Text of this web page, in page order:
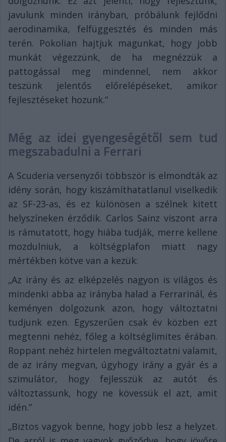
javulunk minden irányban, próbálunk fejlődni
aerodinamika, felfüggesztés és minden más
terén. Pokolian hajtjuk magunkat, hogy jobb
munkát végezzünk, de ha megnézzük a
pattogással meg mindennel, nem akkor
teszünk jelentős előrelépéseket, amikor
fejlesztéseket hozunk.”
Még az idei gyengeségétől sem tud
megszabadulni a Ferrari
A Scuderia versenyzői többször is elmondták az
idény során, hogy kiszámíthatatlanul viselkedik
az SF-23-as, és ez különösen a szélnek kitett
helyszíneken érződik. Carlos Sainz viszont arra
is rámutatott, hogy hiába tudják, merre kellene
mozdulniuk, a költségplafon miatt nagy
mértékben kötve van a kezük:
„Az irány és az elképzelés nagyon is világos és
mindenki abba az irányba halad a Ferrarinál, és
keményen dolgozunk azon, hogy változtatni
tudjunk ezen. Egyszerűen csak év közben ezt
megtenni nehéz, főleg a költséglimites érában.
Roppant nehéz hirtelen megváltoztatni valamit,
de az irány megvan, úgyhogy irány a gyár és a
szimulátor, hogy fejlesszük az autót és
változtassunk, hogy ne kövessük el azt, amit
idén.”
„Biztos vagyok benne, hogy jobb lesz a helyzet.